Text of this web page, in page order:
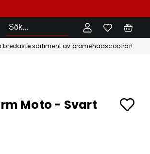
Sök
bredaste sortiment av promenadscootrar!
Moto - Svart